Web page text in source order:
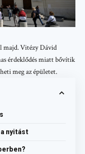
majd. Vitézy Dávid
érdeklődés miatt bővítik
meg az épületet.
nyitást